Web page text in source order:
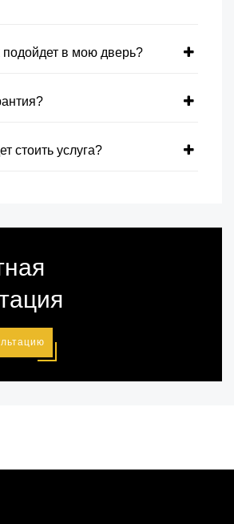
подойдет в мою дверь?
стоить услуга?